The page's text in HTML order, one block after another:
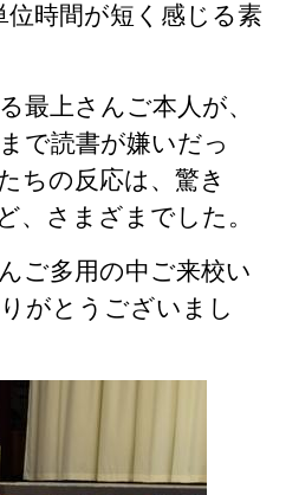
時間が短く感じる素
最上さんご本人が、
で読書が嫌いだっ
ちの反応は、驚き
、さまざまでした。
ご多用の中ご来校い
がとうございまし